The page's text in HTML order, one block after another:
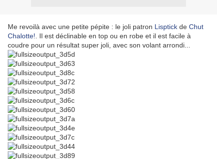
Me revoilà avec une petite pépite : le joli patron Lisptick de Chut
Chalotte! . Il est déclinable en top ou en robe et il est facile à
coudre pour un résultat super joli, avec son volant arrondi...